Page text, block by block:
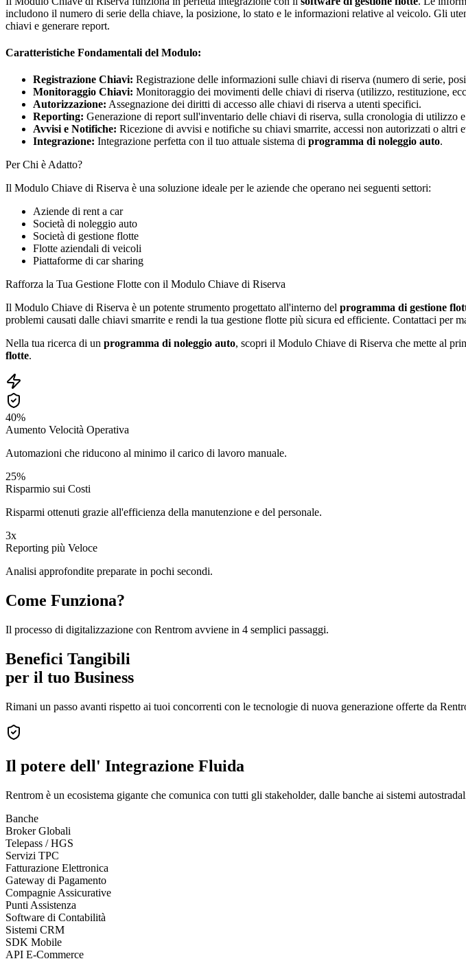
includono il numero di serie della chiave, la posizione, lo stato e le informazioni relative al veicolo. Gli
chiavi e generare report.
Caratteristiche Fondamentali del Modulo:
Registrazione Chiavi: Registrazione delle informazioni sulle chiavi di riserva (numero di serie,
Monitoraggio Chiavi: Monitoraggio dei movimenti delle chiavi di riserva (utilizzo, restituzione,
Autorizzazione: Assegnazione dei diritti di accesso alle chiavi di riserva a utenti specifici.
Reporting: Generazione di report sull'inventario delle chiavi di riserva, sulla cronologia di utilizzo
Avvisi e Notifiche: Ricezione di avvisi e notifiche su chiavi smarrite, accessi non autorizzati o altri
Integrazione: Integrazione perfetta con il tuo attuale sistema di programma di noleggio auto.
Per Chi è Adatto?
Il Modulo Chiave di Riserva è una soluzione ideale per le aziende che operano nei seguenti settori:
Aziende di rent a car
Società di noleggio auto
Società di gestione flotte
Flotte aziendali di veicoli
Piattaforme di car sharing
Rafforza la Tua Gestione Flotte con il Modulo Chiave di Riserva
Il Modulo Chiave di Riserva è un potente strumento progettato all'interno del programma di gestione
problemi causati dalle chiavi smarrite e rendi la tua gestione flotte più sicura ed efficiente. Contattaci per
Nella tua ricerca di un programma di noleggio auto, scopri il Modulo Chiave di Riserva che mette al
flotte.
40%
Aumento Velocità Operativa
Automazioni che riducono al minimo il carico di lavoro manuale.
25%
Risparmio sui Costi
Risparmi ottenuti grazie all'efficienza della manutenzione e del personale.
3x
Reporting più Veloce
Analisi approfondite preparate in pochi secondi.
Come Funziona?
Il processo di digitalizzazione con Rentrom avviene in 4 semplici passaggi.
Benefici Tangibili
per il tuo Business
Rimani un passo avanti rispetto ai tuoi concorrenti con le tecnologie di nuova generazione offerte da
Il potere dell' Integrazione Fluida
Rentrom è un ecosistema gigante che comunica con tutti gli stakeholder, dalle banche ai sistemi
Banche
Broker Globali
Telepass / HGS
Servizi TPC
Fatturazione Elettronica
Gateway di Pagamento
Compagnie Assicurative
Punti Assistenza
Software di Contabilità
Sistemi CRM
SDK Mobile
API E-Commerce